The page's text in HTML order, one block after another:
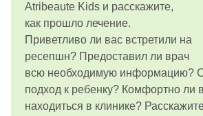
Atribeaute Kids и расскажите,
как прошло лечение.
Приветливо ли вас встретили на
ресепшн? Предоставил ли врач
всю необходимую информацию?
подход к ребенку? Комфортно ли
находиться в клинике?